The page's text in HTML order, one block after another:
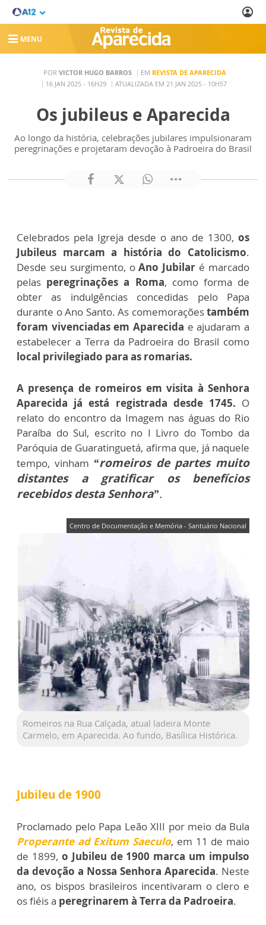
MENU
POR VICTOR HUGO BARROS EM REVISTA DE APARECIDA
16 JAN 2025 - 16H29
ATUALIZADA EM 21 JAN 2025 - 10H57
Os jubileus e Aparecida
Ao longo da história, celebrações jubilares impulsionaram
peregrinações e projetaram devoção à Padroeira do Brasil
Celebrados pela Igreja desde o ano de 1300, os
Jubileus marcam a história do Catolicismo.
Desde seu surgimento, oAno Jubilar é marcado
pelas peregrinações a Roma, como forma de
obter as indulgências concedidas pelo Papa
durante o Ano Santo. As comemoraçõestambém
foram vivenciadas em Aparecida e ajudaram a
estabelecer a Terra da Padroeira do Brasil como
local privilegiado para as romarias.
A presença de romeiros em visita à Senhora
Aparecida já está registrada desde 1745. O
relato do encontro da Imagem nas águas do Rio
Paraíba do Sul, escrito no I Livro do Tombo da
Paróquia de Guaratinguetá, afirma que, já naquele
tempo, vinham “romeiros de partes muito
distantes a gratificar os benefícios
recebidos desta Senhora”.
Centro de Documentação e Memória - Santuário Nacional
Romeiros na Rua Calçada, atual ladeira Monte
Carmelo, em Aparecida. Ao fundo, Basílica Histórica.
Jubileu de 1900
Proclamado pelo Papa Leão XIII por meio da Bula
Properante ad Exitum Saeculo, em 11 de maio
de 1899, o Jubileu de 1900 marca um impulso
da devoção a Nossa Senhora Aparecida. Neste
ano, os bispos brasileiros incentivaram o clero e
os fiéis a peregrinarem à Terra da Padroeira.